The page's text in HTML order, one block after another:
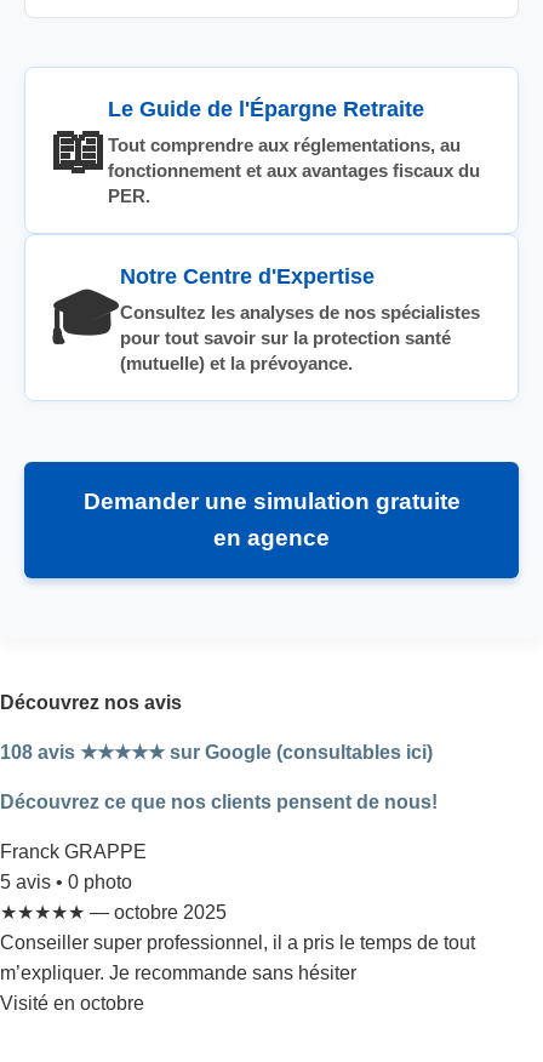
📖
Le Guide de l'Épargne Retraite
Tout comprendre aux réglementations, au
fonctionnement et aux avantages fiscaux du
PER.
🎓
Notre Centre d'Expertise
Consultez les analyses de nos spécialistes
pour tout savoir sur la protection santé
(mutuelle) et la prévoyance.
Demander une simulation gratuite
en agence
Découvrez nos avis
108 avis ★★★★★ sur Google (consultables ici)
Découvrez ce que nos clients pensent de nous!
Franck GRAPPE
5 avis • 0 photo
★★★★★ — octobre 2025
Conseiller super professionnel, il a pris le temps de tout
m’expliquer. Je recommande sans hésiter
Visité en octobre